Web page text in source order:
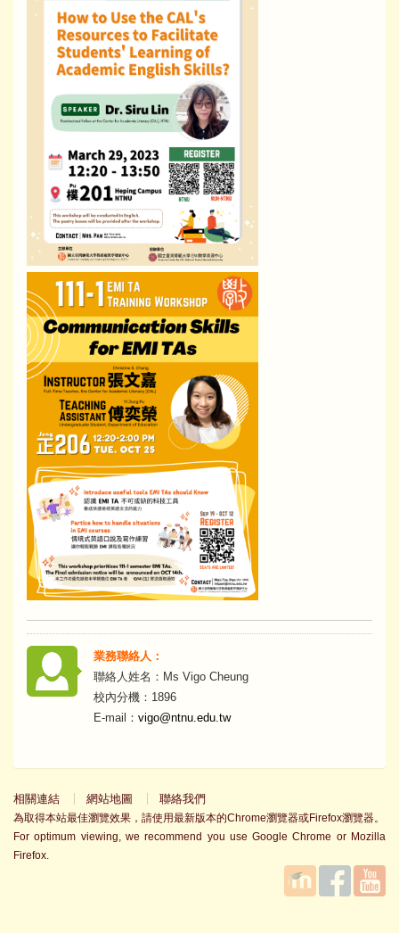
業務聯絡人：
聯絡人姓名：Ms Vigo Cheung
校內分機：1896
E-mail： vigo@ntnu.edu.tw
相關連結 網站地圖 聯絡我們
為取得本站最佳瀏覽效果，請使用最新版本的Chrome瀏覽器或Firefox瀏覽器。
For optimum viewing, we recommend you use Google Chrome or Mozilla
Firefox.